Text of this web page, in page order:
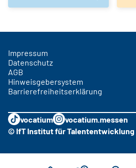
Impressum
Datenschutz
AGB
Hinweisgebersystem
Barrierefreiheitserklärung
vocatium
vocatium.messen
© IfT Institut für Talententwicklung